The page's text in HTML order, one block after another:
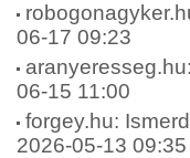
06-17 09:23
06-15 11:00
forgey.hu:
2026-05-13 09:35